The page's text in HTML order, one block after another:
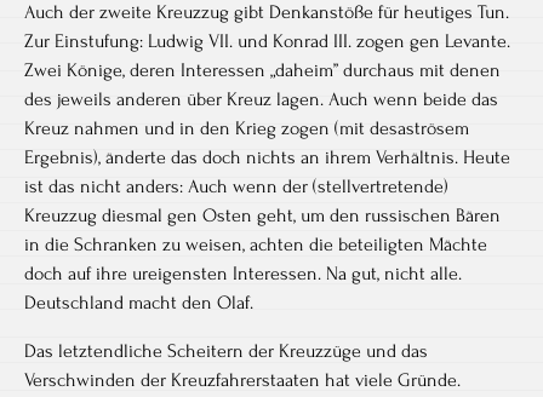
Auch der zweite Kreuzzug gibt Denkanstöße für heutiges Tun.
Zur Einstufung: Ludwig VII. und Konrad III. zogen gen Levante.
Zwei Könige, deren Interessen „daheim” durchaus mit denen
des jeweils anderen über Kreuz lagen. Auch wenn beide das
Kreuz nahmen und in den Krieg zogen (mit desaströsem
Ergebnis), änderte das doch nichts an ihrem Verhältnis. Heute
ist das nicht anders: Auch wenn der (stellvertretende)
Kreuzzug diesmal gen Osten geht, um den russischen Bären
in die Schranken zu weisen, achten die beteiligten Mächte
doch auf ihre ureigensten Interessen. Na gut, nicht alle.
Deutschland macht den Olaf.
Das letztendliche Scheitern der Kreuzzüge und das
Verschwinden der Kreuzfahrerstaaten hat viele Gründe.